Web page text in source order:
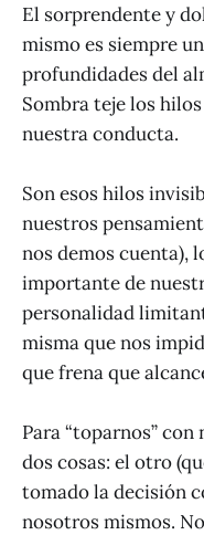
El sorprendente y
mismo es siempre
profundidades del
Sombra teje los
nuestra conducta.
Son esos hilos
nuestros
nos demos cuenta),
importante de
personalidad
misma que nos
que frena que
Para “toparnos”
dos cosas: el otro
tomado la decisión
nosotros mismos.